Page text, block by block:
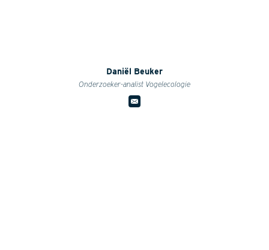
Daniël Beuker
Onderzoeker-analist Vogelecologie